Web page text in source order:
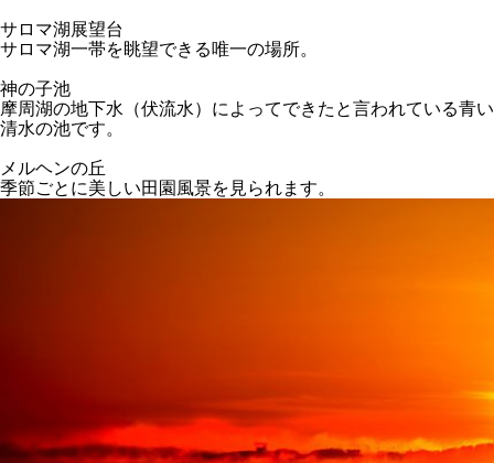
サロマ湖展望台
サロマ湖一帯を眺望できる唯一の場所。
神の子池
摩周湖の地下水（伏流水）によってできたと言われている青い
清水の池です。
メルヘンの丘
季節ごとに美しい田園風景を見られます。